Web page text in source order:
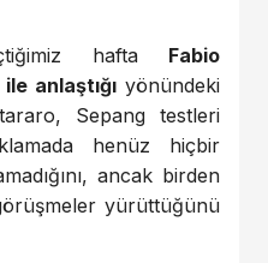
hafta Fabio
anlaştığı yönündeki
Sepang testleri
henüz hiçbir
ancak birden
yürüttüğünü